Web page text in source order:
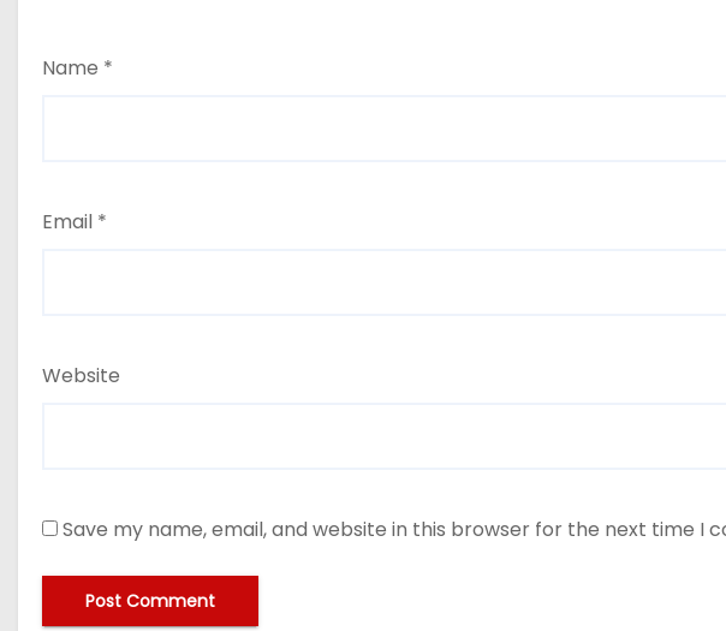
Name *
Email *
Website
Save my name, email, and website in this browser for the next time I